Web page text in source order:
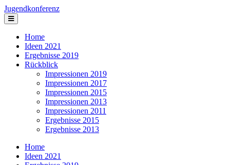
Jugendkonferenz
Home
Ideen 2021
Ergebnisse 2019
Rückblick
Impressionen 2019
Impressionen 2017
Impressionen 2015
Impressionen 2013
Impressionen 2011
Ergebnisse 2015
Ergebnisse 2013
Home
Ideen 2021